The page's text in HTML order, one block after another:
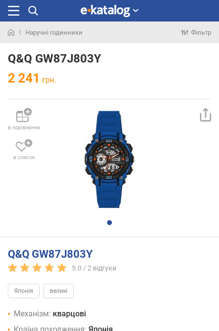
раніше
Наручні годинники Фільтр
Q&Q GW87J803Y
2 241 грн.
в порівняння
в список
Q&Q GW87J803Y
5.0 /2 відгуки
Японія великі
Механізм: кварцові